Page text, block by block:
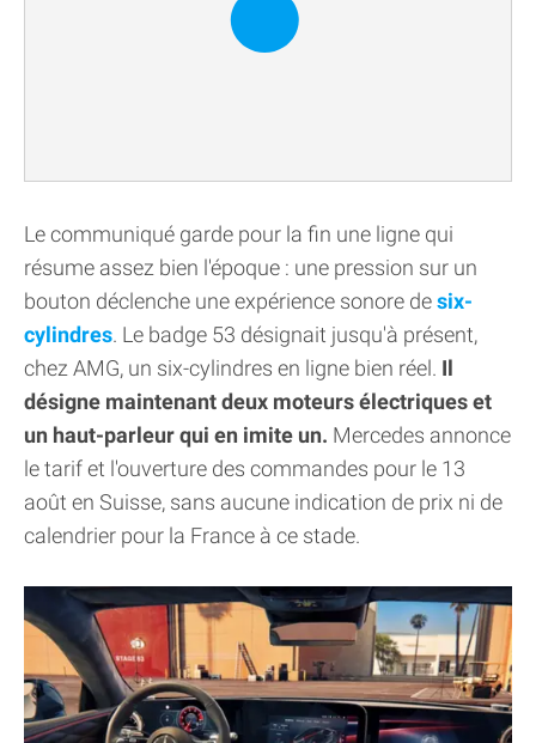
Le communiqué garde pour la fin une ligne qui
résume assez bien l'époque : une pression sur un
bouton déclenche une expérience sonore desix-
cylindres. Le badge 53 désignait jusqu'à présent,
chez AMG, un six-cylindres en ligne bien réel. Il
désigne maintenant deux moteurs électriques et
un haut-parleur qui en imite un. Mercedes annonce
le tarif et l'ouverture des commandes pour le 13
août en Suisse, sans aucune indication de prix ni de
calendrier pour la France à ce stade.